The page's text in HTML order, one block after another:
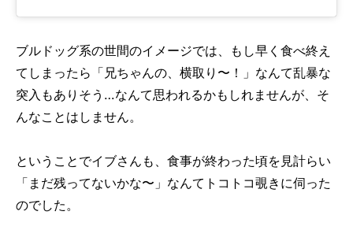
ブルドッグ系の世間のイメージでは、もし早く食べ終え
てしまったら「兄ちゃんの、横取り〜！」なんて乱暴な
突入もありそう…なんて思われるかもしれませんが、そ
んなことはしません。
ということでイブさんも、食事が終わった頃を見計らい
「まだ残ってないかな〜」なんてトコトコ覗きに伺った
のでした。